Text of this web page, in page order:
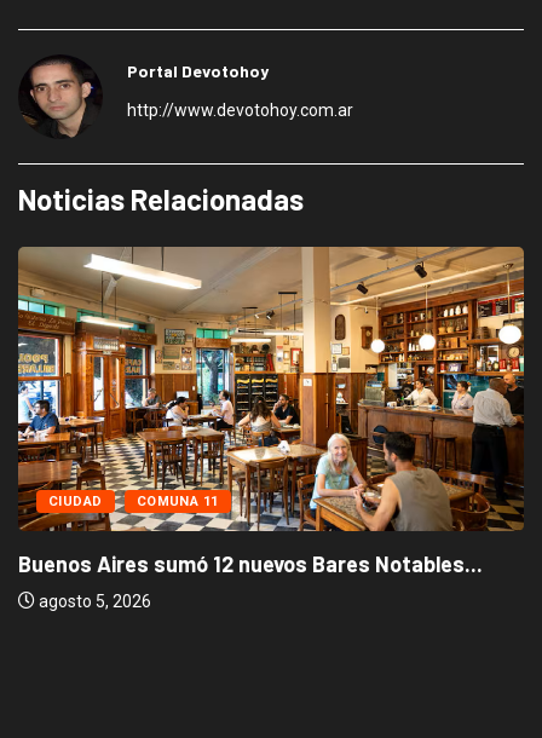
Portal Devotohoy
http://www.devotohoy.com.ar
Noticias Relacionadas
CIUDAD COMUNA 11
Buenos Aires sumó 12 nuevos Bares Notables...
agosto 5, 2026